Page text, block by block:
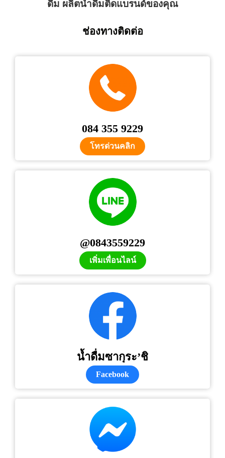
ดื่ม ผลิตน้ำดื่มติดแบรนด์ของคุณ
ช่องทางติดต่อ
084 355 9229
โทรด่วนคลิก
@0843559229
เพิ่มเพื่อนไลน์
น้ำดื่มซากุระ’ชิ
Facebook